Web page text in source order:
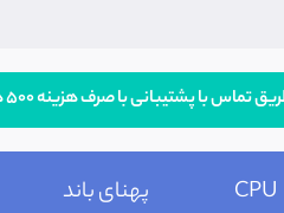
با صرف هزینه ۵۰۰ هزار تومان اقدام به تعویض ای پی خود نمایید.
CPU پهنای باند